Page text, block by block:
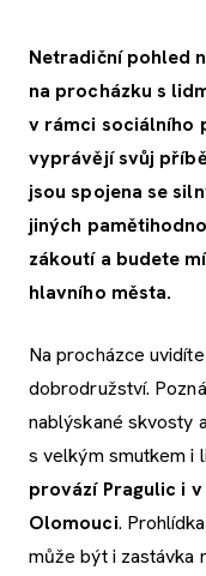
Netradiční pohled
na procházku s
v rámci sociálního
vyprávějí svůj
jsou spojena se
jiných
zákoutí a budete
hlavního města.
Na procházce
dobrodružství.
nablýskané skvosty
s velkým smutkem i
provází Pragulic i
Olomouci.
může být i zastávka